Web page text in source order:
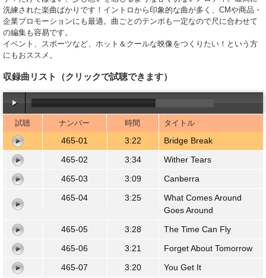
洗練された楽曲ばかりです！イントロから印象的な曲が多く、CMや商品・
企業プロモーションにも最適。曲ごとのテンポも一定なので尺に合わせて
の編集も容易です。
イベント、スポーツなど、ホット＆クールな映像をつくりたい！という方
にもおススメ。
収録曲リスト （クリックで試聴できます）
/03:21
試聴 ナンバー 時間 タイトル
465-01 3:22
Bridge Break
465-02
3:34
Wither Tears
465-03
3:09
Canberra
465-04
3:25
What Comes Around
Goes Around
465-05
3:28
The Time Can Fly
465-06
3:21
Forget About Tomorrow
465-07
3:20
You Get It